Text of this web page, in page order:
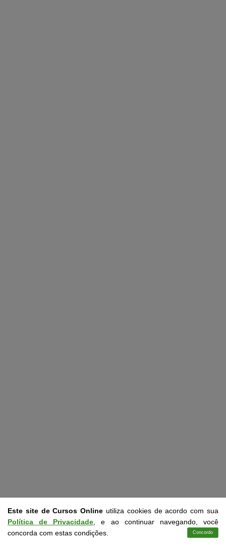
Este site de Cursos Online utiliza cookies de acordo com sua
Política de Privacidade , e ao continuar navegando, você
concorda com estas condições.
Concordo
Contato Cursos Login